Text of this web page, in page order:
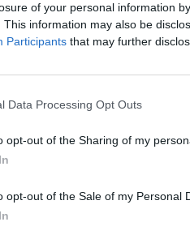
of your personal information
This information may also be
Participants that may further
Data Processing Opt Outs
opt-out of the Sharing of my
opt-out of the Sale of my Personal
κινηματογράφου
και
στον